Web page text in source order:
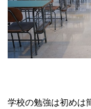
学校の勉強は初めは